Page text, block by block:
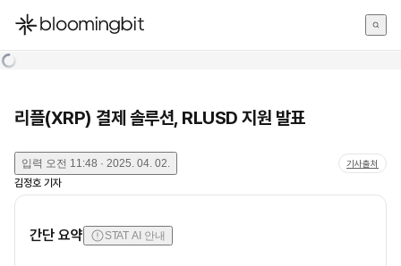
한국어
리플(XRP) 결제 솔루션, RLUSD 지원 발표
입력 오전 11:48 · 2025. 04. 02. 기사출처
김정호 기자
간단 요약 STAT AI 안내